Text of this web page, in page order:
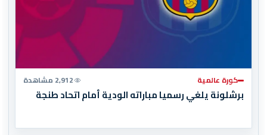
كورة عالمية 2,912 مشاهدة
برشلونة يلغي رسميا مباراته الودية أمام اتحاد طنجة